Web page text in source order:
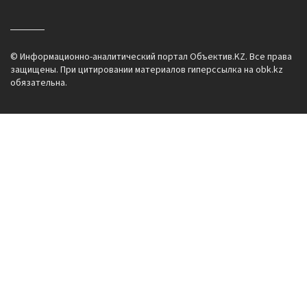
© Информационно-аналитический портал Объектив.KZ. Все права
защищены. При цитировании материалов гиперссылка на obk.kz
обязательна.